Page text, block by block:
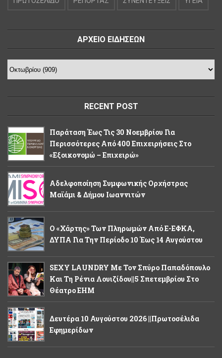
ΑΡΧΕΙΟ ΕΙΔΗΣΕΩΝ
RECENT POST
Παράταση Έως Τις 30 Νοεμβρίου Για
Περισσότερες Από 400 Επιχειρήσεις Στο
«Εξοικονομώ – Επιχειρώ»
Αδελφοποίηση Συμφωνικής Ορχήστρας
Μαϊάμι & Δήμου Ιωαννιτών
Ο «χάρτης» Των Πληρωμών Από E-ΕΦΚΑ,
ΔΥΠΑ Για Την Περίοδο 10 Έως 14 Αυγούστου
SEXY LAUNDRY Με Τον Σπύρο Παπαδόπουλο
Και Τη Ρένια Λουιζίδου||5 Σπετεμβρίου Στο
Θέατρο ΕΗΜ
Δευτέρα 10 Αυγούστου 2026 ||Πρωτοσέλιδα
Εφημερίδων